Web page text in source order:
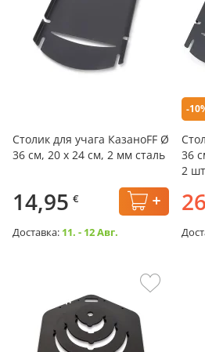
Столик для учага КазаноFF Ø
36 см, 20 x 24 см, 2 мм сталь
14,95 €
Доставка: 11. - 12 Авг.
-
36
2